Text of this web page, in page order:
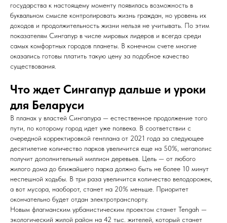
государства к настоящему моменту появилась возможность в
буквальном смысле контролировать жизнь граждан, но уровень их
доходов и продолжительность жизни нельзя не учитывать. По этим
показателям Сингапур в числе мировых лидеров и всегда среди
самых комфортных городов планеты. В конечном счете многие
оказались готовы платить такую цену за подобное качество
существования.
Что ждет Сингапур дальше и уроки
для Беларуси
В планах у властей Сингапура — естественное продолжение того
пути, по которому город идет уже полвека. В соответствии с
очередной корректировкой генплана от 2021 года за следующее
десятилетие количество парков увеличится еще на 50%, мегаполис
получит дополнительный миллион деревьев. Цель — от любого
жилого дома до ближайшего парка должно быть не более 10 минут
неспешной ходьбы. В три раза увеличится количество велодорожек,
а вот мусора, наоборот, станет на 20% меньше. Приоритет
окончательно будет отдан электротранспорту.
Новым флагманским урбанистическим проектом станет Tengah —
экологический жилой район на 42 тыс. жителей, который станет